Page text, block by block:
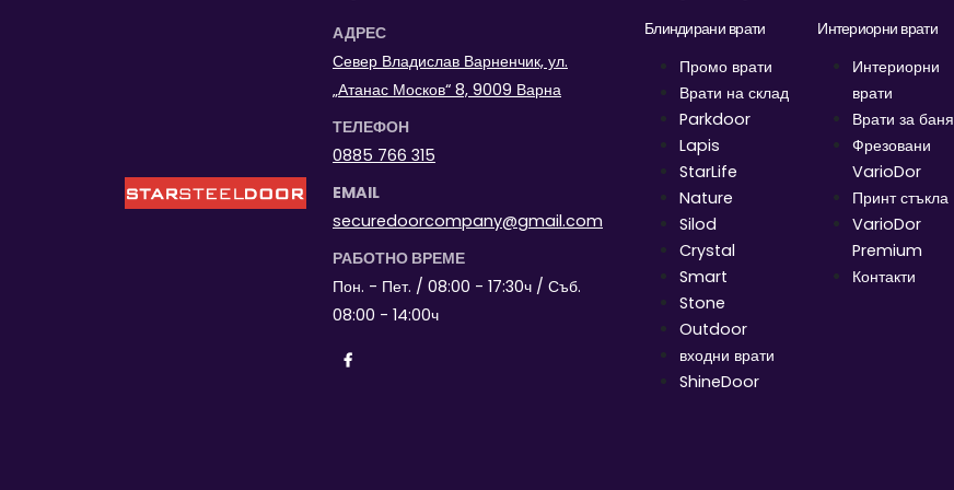
АДРЕС
Север Владислав Варненчик, ул.
„Атанас Москов“ 8, 9009 Варна
ТЕЛЕФОН
0885 766 315
EMAIL
securedoorcompany@gmail.com
РАБОТНО ВРЕМЕ
Пон. - Пет. / 08:00 - 17:30ч / Съб.
08:00 - 14:00ч
Блиндирани врати
Промо врати
Врати на склад
Parkdoor
Lapis
StarLife
Nature
Silod
Crystal
Smart
Stone
Outdoor
входни врати
ShineDoor
Интериорни врати
Интериорни
врати
Врати за баня
Фрезовани
VarioDor
Принт стъкла
VarioDor
Premium
Контакти